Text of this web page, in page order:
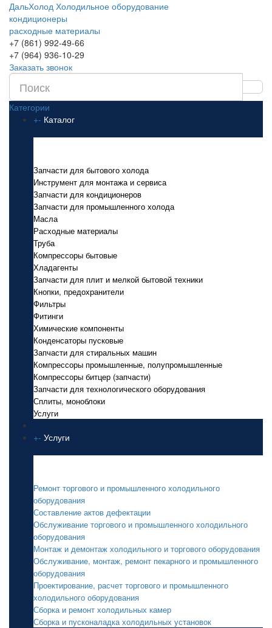
ДальХолод Холодильное оборудование
кондиционеры
расходные материалы
+7 (861) 992-49-66
+7 (964) 936-10-29
Заказать звонок
Категории
+- Каталог
Запчасти для бытового холода
Инструмент для монтажа и сервиса
Запчасти для кондиционеров
Запчасти для промышленного холода
Масла
Расходные материалы
Труба
Компрессоры бытовые
Хладагенты
Запчасти для плит и мелкой бытовой техники
Кнопки, предохранители
Фильтры
Фитинги
Химические компоненты
Конденсаторы пусковые
Запчасти для стиральных машин
Компрессоры промышленные, полупромышленные
Компрессоры битцер (запчасти)
Запчасти для технологического оборудования
Сплиты, моноблоки
Услуги
+- Услуги
Ремонт торгового и промышленного холодильного
оборудования
Составление актов дефектации
Обслуживание торгового и промышленного холодильного
оборудования
Монтаж и демонтаж холодильного и торгового оборудования
Обслуживание, монтаж, ремонт пекарного и промышленного
оборудования
Проектирование, расчет торгового и промышленного
холодильного оборудования
Сборка и ремонт холодильных камер
Сборка и пусконаладка холодильных установок